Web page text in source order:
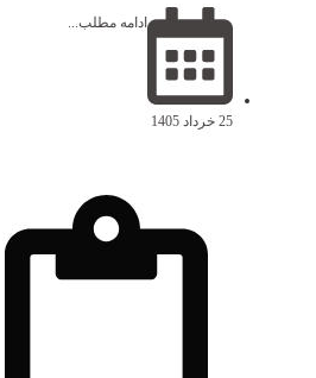
25 خرداد 1405
ادامه مطلب...